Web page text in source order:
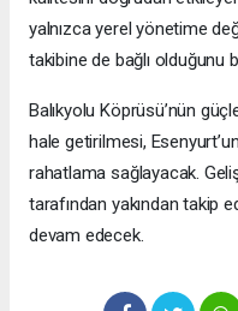
yalnızca yerel yönetime
takibine de bağlı olduğunu
Balıkyolu Köprüsü’nün
hale getirilmesi,
rahatlama sağlayacak.
tarafından yakından takip
devam edecek.